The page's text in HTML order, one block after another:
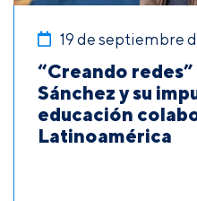
19 de septiembre
“Creando
Sánchez y su
educación
Latinoamérica